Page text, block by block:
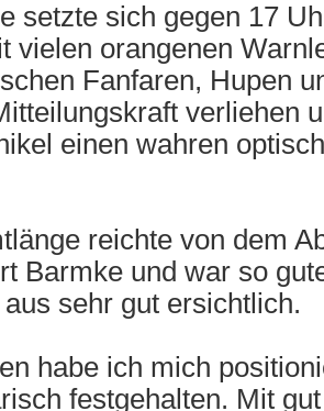
setzte sich gegen 17
vielen orangenen
Fanfaren, Hupen
verliehen
einen wahren
reichte von dem
Barmke und war so
sehr gut ersichtlich.
habe ich mich
festgehalten. Mit